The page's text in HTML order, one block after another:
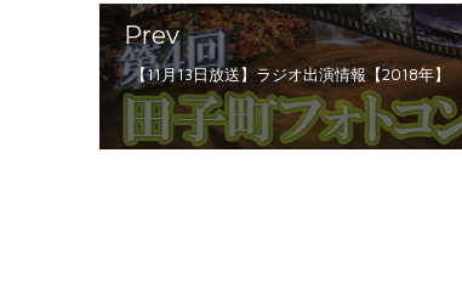
Prev
【11月13日放送】ラジオ出演情報【2018年】